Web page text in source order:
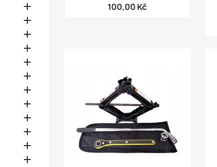












100,00 Kč